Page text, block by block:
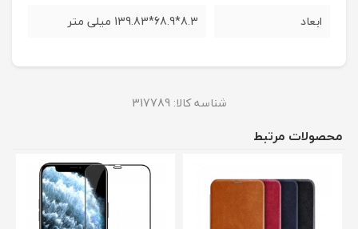
ابعاد 8.3*68.9*139.83 میلی متر
شناسه کالا: 317789
محصولات مرتبط